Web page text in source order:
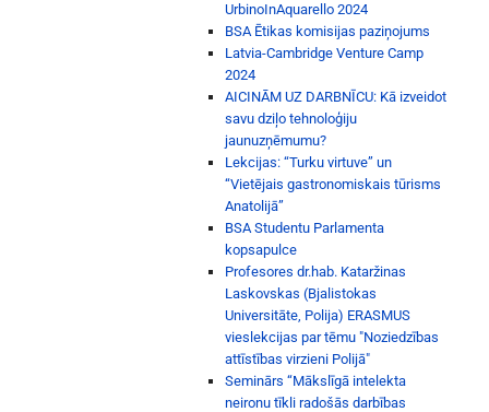
UrbinoInAquarello 2024
BSA Ētikas komisijas paziņojums
Latvia-Cambridge Venture Camp
2024
AICINĀM UZ DARBNĪCU: Kā izveidot
savu dziļo tehnoloģiju
jaunuzņēmumu?
Lekcijas: “Turku virtuve” un
“Vietējais gastronomiskais tūrisms
Anatolijā”
BSA Studentu Parlamenta
kopsapulce
Profesores dr.hab. Kataržinas
Laskovskas (Bjalistokas
Universitāte, Polija) ERASMUS
vieslekcijas par tēmu "Noziedzības
attīstības virzieni Polijā"
Seminārs “Mākslīgā intelekta
neironu tīkli radošās darbības